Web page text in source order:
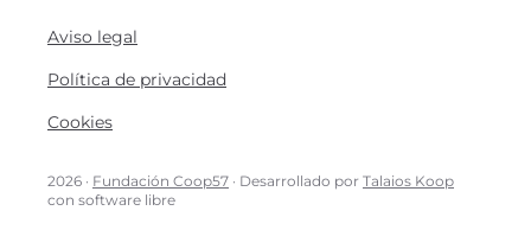
Aviso legal
Política de privacidad
Cookies
2026 · Fundación Coop57 · Desarrollado por Talaios Koop
con software libre